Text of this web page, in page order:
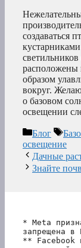
создаваться
образом
вокруг.
о базовом
освещении
Рубрики
Блог
освещение
Дачные
Знайте
* Meta
запрещена в
** Facebook